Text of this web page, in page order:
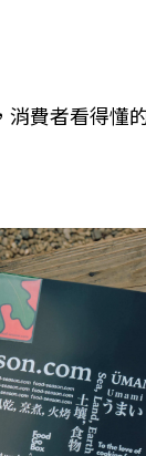
費者看得懂